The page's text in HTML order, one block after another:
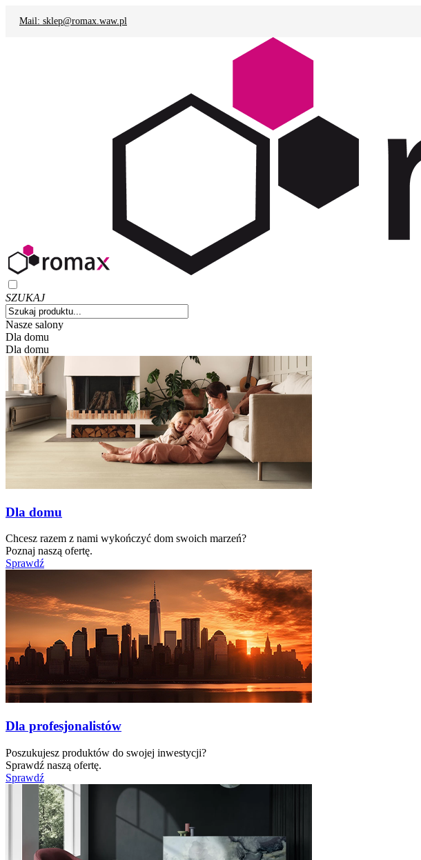
Mail: sklep@romax.waw.pl
SZUKAJ
Nasze salony
Dla domu
Dla domu
Dla domu
Chcesz razem z nami wykończyć dom swoich marzeń?
Poznaj naszą ofertę.
Sprawdź
Dla profesjonalistów
Poszukujesz produktów do swojej inwestycji?
Sprawdź naszą ofertę.
Sprawdź